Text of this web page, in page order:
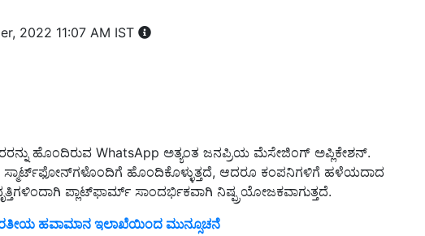
2022 11:07 AM IST
ಹೊಂದಿರುವ WhatsApp ಅತ್ಯಂತ ಜನಪ್ರಿಯ ಮೆಸೇಜಿಂಗ್ ಅಪ್ಲಿಕೇಶನ್.
ಸ್ಮಾರ್ಟ್‌ಫೋನ್‌ಗಳೊಂದಿಗೆ ಹೊಂದಿಕೊಳ್ಳುತ್ತದೆ, ಆದರೂ ಕಂಪನಿಗಳಿಗೆ ಹಳೆಯದಾದ
ಪ್ಲಾಟ್‌ಫಾರ್ಮ್ ಸಾಂದರ್ಭಿಕವಾಗಿ ನಿಷ್ಪ್ರಯೋಜಕವಾಗುತ್ತದೆ.
ಹವಾಮಾನ ಇಲಾಖೆಯಿಂದ ಮುನ್ಸೂಚನೆ